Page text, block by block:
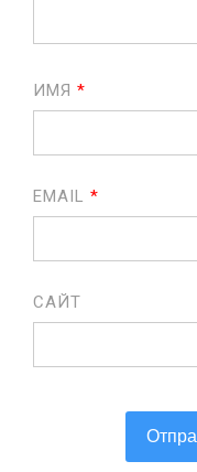
ИМЯ *
EMAIL *
САЙТ